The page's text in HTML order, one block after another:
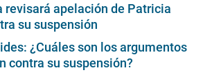
revisará apelación de Patricia
su suspensión
¿Cuáles son los argumentos
contra su suspensión?